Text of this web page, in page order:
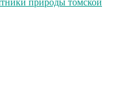
природы томской